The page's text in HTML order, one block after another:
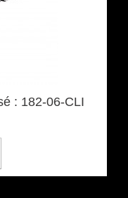
: 182-06-CLI